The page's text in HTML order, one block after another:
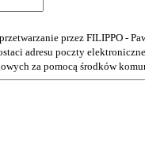
przez FILIPPO -
adresu poczty
za pomocą środków